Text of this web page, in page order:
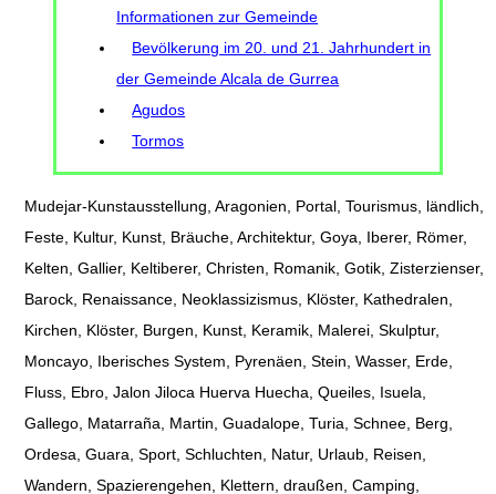
Informationen zur Gemeinde
Bevölkerung im 20. und 21. Jahrhundert in
der Gemeinde Alcala de Gurrea
Agudos
Tormos
Mudejar-Kunstausstellung, Aragonien, Portal, Tourismus, ländlich,
Feste, Kultur, Kunst, Bräuche, Architektur, Goya, Iberer, Römer,
Kelten, Gallier, Keltiberer, Christen, Romanik, Gotik, Zisterzienser,
Barock, Renaissance, Neoklassizismus, Klöster, Kathedralen,
Kirchen, Klöster, Burgen, Kunst, Keramik, Malerei, Skulptur,
Moncayo, Iberisches System, Pyrenäen, Stein, Wasser, Erde,
Fluss, Ebro, Jalon Jiloca Huerva Huecha, Queiles, Isuela,
Gallego, Matarraña, Martin, Guadalope, Turia, Schnee, Berg,
Ordesa, Guara, Sport, Schluchten, Natur, Urlaub, Reisen,
Wandern, Spazierengehen, Klettern, draußen, Camping,